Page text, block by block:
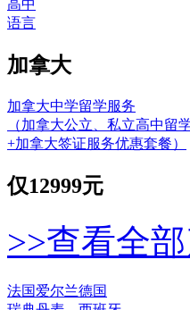
高中
语言
加拿大
加拿大中学留学服务
（加拿大公立、私立高中留
+加拿大签证服务优惠套餐）
仅12999元
>>查看全
法国爱尔兰德国